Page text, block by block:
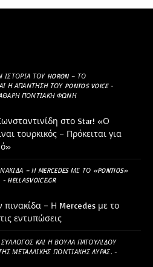
ΙΣΤΟΡΊΑ ΤΟΥ HORON – ΤΟ
Η ΑΠΆΝΤΗΣΗ ΤΟΥ PONTOS VOICE -
ΚΑΘΑΡΗ ΠΟΝΤΙΑΚΉ ΦΩΝΉ
στο Star! «Ο
τουρκικός – Πρόκειται για
– Η MERCEDES ΜΕ ΤΟ «PONTIOS»
πινακίδα – Η Mercedes με το
εντυπώσεις
ΚΑΙ Η ΒΟΎΛΑ ΠΑΤΟΥΛΊΔΟΥ
ΜΕΤΑΛΛΙΚΉΣ ΠΟΝΤΙΑΚΉΣ ΛΎΡΑΣ. -